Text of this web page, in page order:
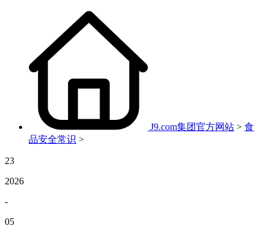
J9.com集团官方网站 > 食
品安全常识 >
23
2026
-
05